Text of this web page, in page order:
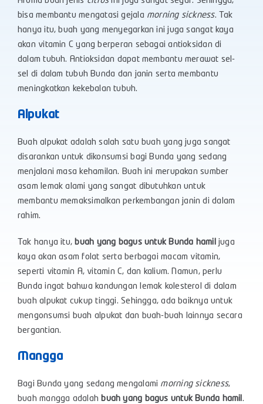
bisa membantu mengatasi gejala morning sickness. Tak
hanya itu, buah yang menyegarkan ini juga sangat kaya
akan vitamin C yang berperan sebagai antioksidan di
dalam tubuh. Antioksidan dapat membantu merawat sel-
sel di dalam tubuh Bunda dan janin serta membantu
meningkatkan kekebalan tubuh.
Alpukat
Buah alpukat adalah salah satu buah yang juga sangat
disarankan untuk dikonsumsi bagi Bunda yang sedang
menjalani masa kehamilan. Buah ini merupakan sumber
asam lemak alami yang sangat dibutuhkan untuk
membantu memaksimalkan perkembangan janin di dalam
rahim.
Tak hanya itu,buah yang bagus untuk Bunda hamil juga
kaya akan asam folat serta berbagai macam vitamin,
seperti vitamin A, vitamin C, dan kalium. Namun, perlu
Bunda ingat bahwa kandungan lemak kolesterol di dalam
buah alpukat cukup tinggi. Sehingga, ada baiknya untuk
mengonsumsi buah alpukat dan buah-buah lainnya secara
bergantian.
Mangga
Bagi Bunda yang sedang mengalami morning sickness,
buah mangga adalahbuah yang bagus untuk Bunda hamil .